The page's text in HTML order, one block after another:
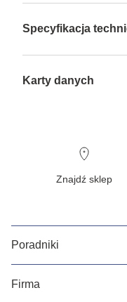
Specyfikacja
Karty danych
Znajdź sklep
Poradniki
Firma